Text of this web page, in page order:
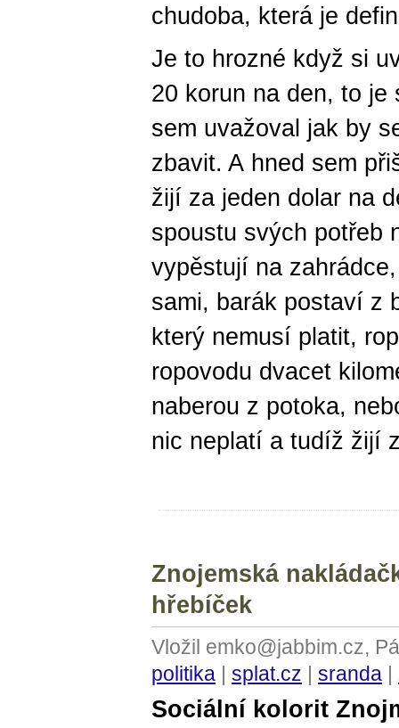
chudoba, která je
Je to hrozné když si
20 korun na den, to je
sem uvažoval jak by
zbavit. A hned sem
žijí za jeden dolar na
spoustu svých potřeb
vypěstují na
sami, barák postaví z
který nemusí platit,
ropovodu dvacet
naberou z potoka,
nic neplatí a tudíž žijí
Znojemská
hřebíček
Vložil emko@jabbim.cz,
politika | splat.cz | sranda |
Sociální kolorit